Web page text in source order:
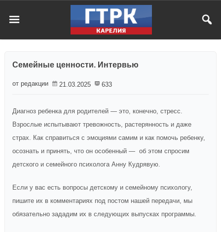
Семейные ценности. Интервью
от редакции 21.03.2025 633
Диагноз ребенка для родителей — это, конечно, стресс.
Взрослые испытывают тревожность, растерянность и даже
страх. Как справиться с эмоциями самим и как помочь ребенку,
осознать и принять, что он особенный — об этом спросим
детского и семейного психолога Анну Кудрявую.
Если у вас есть вопросы детскому и семейному психологу,
пишите их в комментариях под постом нашей передачи, мы
обязательно зададим их в следующих выпусках программы.